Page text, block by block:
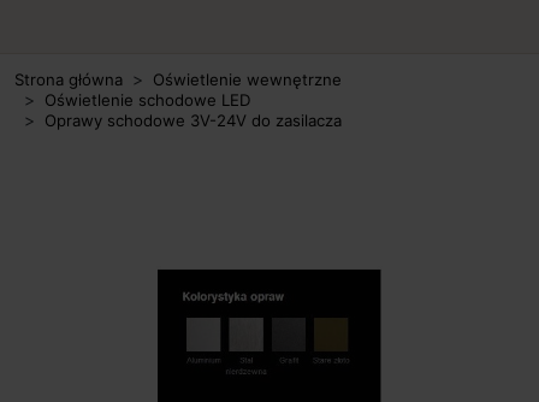
Strona główna
Oświetlenie wewnętrzne
Oświetlenie schodowe LED
Oprawy schodowe 3V-24V do zasilacza